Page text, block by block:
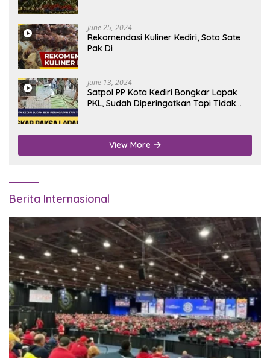
June 25, 2024
Rekomendasi Kuliner Kediri, Soto Sate
Pak Di
June 13, 2024
Satpol PP Kota Kediri Bongkar Lapak
PKL, Sudah Diperingatkan Tapi Tidak
View More
Berita Internasional